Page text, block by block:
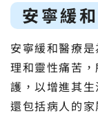
安寧緩
安寧緩和醫療
理和靈性痛苦
護，以增進其
還包括病人的